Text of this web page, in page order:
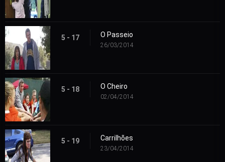
5 - 17 O Passeio
26/03/2014
5 - 18 O Cheiro
02/04/2014
5 - 19 Carrilhões
23/04/2014